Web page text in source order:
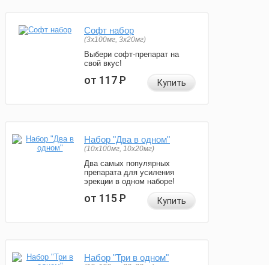
Софт набор
(3x100мг, 3x20мг)
Выбери софт-препарат на
свой вкус!
от 117Р Купить
Набор "Два в одном"
(10x100мг, 10x20мг)
Два самых популярных
препарата для усиления
эрекции в одном наборе!
от 115Р Купить
Набор "Три в одном"